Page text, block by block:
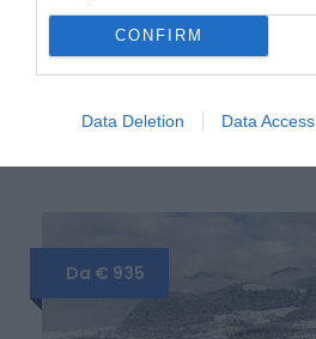
CONFIRM
Data Deletion Data Access
Foto
SERVIZIO BUS PER I
ALLO STADIO DIEGO
Da € 935